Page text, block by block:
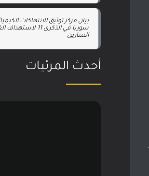
بيان مركز توثيق الانتهاكات
سوريا في الذكرى 11
السارين
أحدث المرئيات